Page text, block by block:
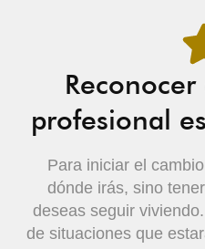
profesional
Para iniciar el
dónde irás, sino
deseas seguir
de situaciones que